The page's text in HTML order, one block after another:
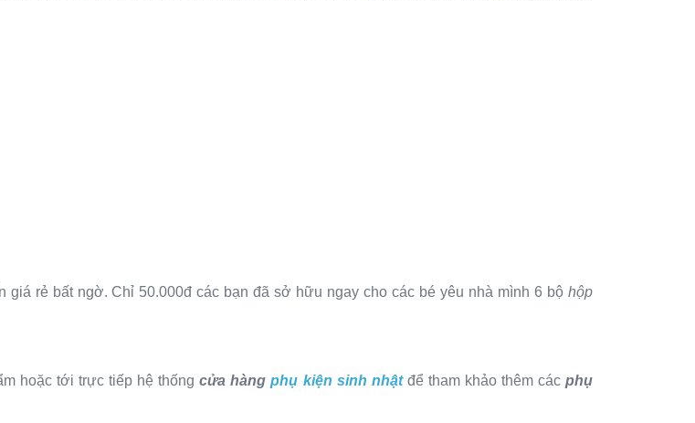
giá rẻ bất ngờ. Chỉ 50.000đ các bạn đã sở hữu ngay cho các bé yêu nhà mình 6 bộhộp
hoặc tới trực tiếp hệ thống cửa hàngphụ kiện sinh nhật để tham khảo thêm các phụ